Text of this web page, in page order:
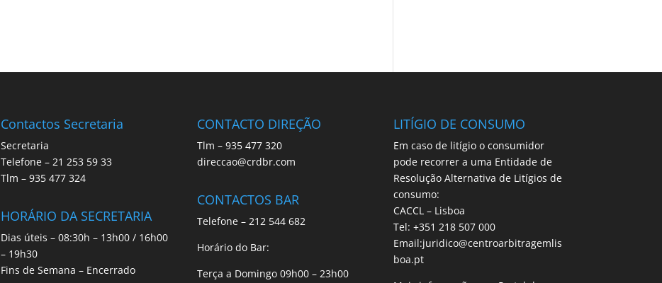
Contactos Secretaria
Secretaria
Telefone – 21 253 59 33
Tlm – 935 477 324
HORÁRIO DA SECRETARIA
Dias úteis – 08:30h – 13h00 / 16h00
– 19h30
Fins de Semana – Encerrado
CONTACTO DIREÇÃO
Tlm – 935 477 320
direccao@crdbr.com
CONTACTOS BAR
Telefone – 212 544 682
Horário do Bar:
Terça a Domingo 09h00 – 23h00
LITÍGIO DE CONSUMO
Em caso de litígio o consumidor
pode recorrer a uma Entidade de
Resolução Alternativa de Litígios de
consumo:
CACCL – Lisboa
Tel: +351 218 507 000
Email:juridico@centroarbitragemlis
boa.pt